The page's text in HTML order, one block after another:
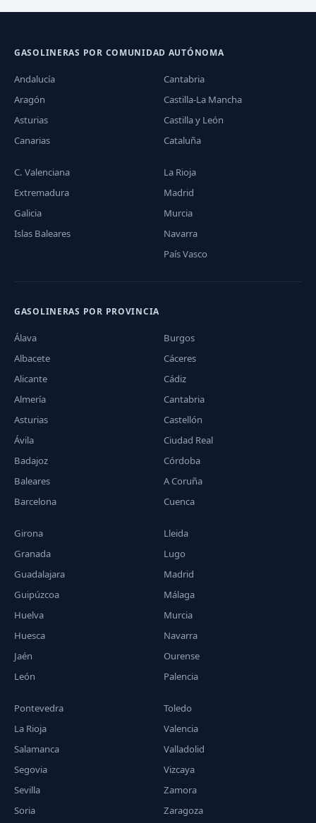
GASOLINERAS POR COMUNIDAD AUTÓNOMA
Andalucía
Aragón
Asturias
Canarias
Cantabria
Castilla-La Mancha
Castilla y León
Cataluña
C. Valenciana
Extremadura
Galicia
Islas Baleares
La Rioja
Madrid
Murcia
Navarra
País Vasco
GASOLINERAS POR PROVINCIA
Álava
Albacete
Alicante
Almería
Asturias
Ávila
Badajoz
Baleares
Barcelona
Burgos
Cáceres
Cádiz
Cantabria
Castellón
Ciudad Real
Córdoba
A Coruña
Cuenca
Girona
Granada
Guadalajara
Guipúzcoa
Huelva
Huesca
Jaén
León
Lleida
Lugo
Madrid
Málaga
Murcia
Navarra
Ourense
Palencia
Pontevedra
La Rioja
Salamanca
Segovia
Sevilla
Soria
Toledo
Valencia
Valladolid
Vizcaya
Zamora
Zaragoza